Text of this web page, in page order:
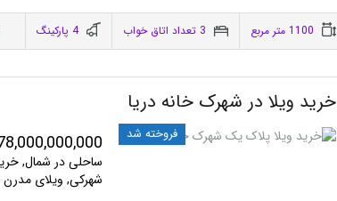
4 پاركينگ
خرید ویلا در شهرک خانه دریا
فروخته شد
ساحلی در شمال,
شهرکی, ویلای